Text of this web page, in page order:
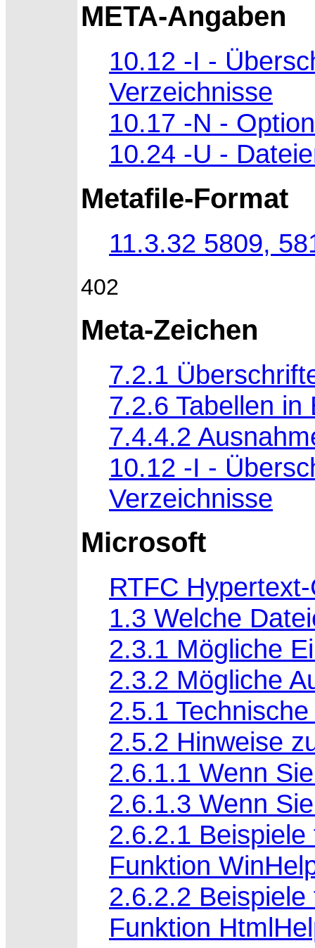
META-Angaben
10.12 -I -
Verzeichnisse
10.17 -N -
10.24 -U -
Metafile-Format
11.3.32 5809,
402
Meta-Zeichen
7.2.1
7.2.6 Tabellen in
7.4.4.2
10.12 -I -
Verzeichnisse
Microsoft
RTFC
1.3 Welche
2.3.1 Mögliche
2.3.2 Mögliche
2.5.1
2.5.2 Hinweise
2.6.1.1 Wenn
2.6.1.3 Wenn
2.6.2.1
Funktion
2.6.2.2
Funktion